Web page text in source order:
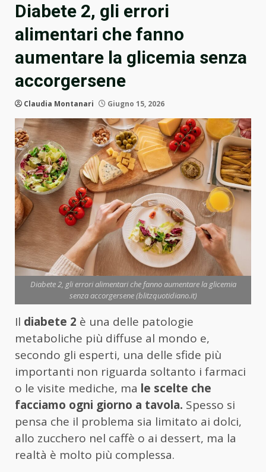
Diabete 2, gli errori
alimentari che fanno
aumentare la glicemia senza
accorgersene
Claudia Montanari Giugno 15, 2026
Diabete 2, gli errori alimentari che fanno aumentare la glicemia
senza accorgersene (blitzquotidiano.it)
Il diabete 2 è una delle patologie
metaboliche più diffuse al mondo e,
secondo gli esperti, una delle sfide più
importanti non riguarda soltanto i farmaci
o le visite mediche, ma le scelte che
facciamo ogni giorno a tavola. Spesso si
pensa che il problema sia limitato ai dolci,
allo zucchero nel caffè o ai dessert, ma la
realtà è molto più complessa.